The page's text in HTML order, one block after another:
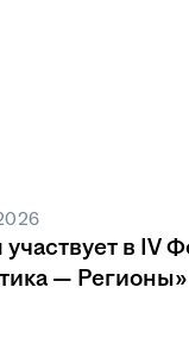
в IV
— Регионы»